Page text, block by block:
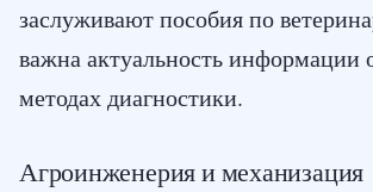
заслуживают пособия по
важна актуальность информации
методах диагностики.
Агроинженерия и механизация